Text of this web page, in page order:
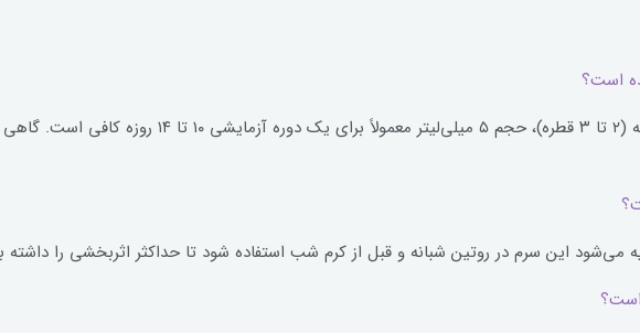
با توجه به غلظت بالای سرم‌ها و میزان مصرف روزانه (۲ تا ۳
این سرم در روتین شبانه و قبل از کرم شب استفاده شود تا حداکثر اثربخشی را داشته
است؟